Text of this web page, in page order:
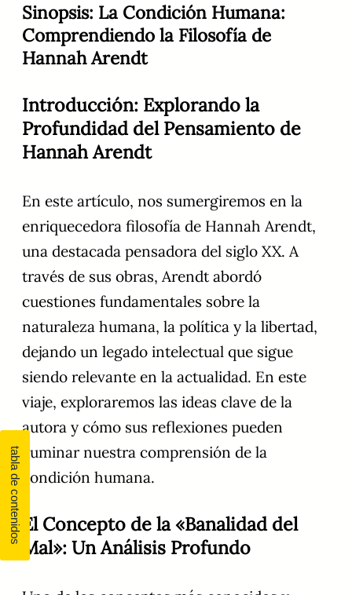
Sinopsis: La Condición Humana:
Comprendiendo la Filosofía de
Hannah Arendt
Introducción: Explorando la
Profundidad del Pensamiento de
Hannah Arendt
En este artículo, nos sumergiremos en la
enriquecedora filosofía de Hannah Arendt,
una destacada pensadora del siglo XX. A
través de sus obras, Arendt abordó
cuestiones fundamentales sobre la
naturaleza humana, la política y la libertad,
dejando un legado intelectual que sigue
siendo relevante en la actualidad. En este
viaje, exploraremos las ideas clave de la
autora y cómo sus reflexiones pueden
iluminar nuestra comprensión de la
condición humana.
El Concepto de la «Banalidad del
Mal»: Un Análisis Profundo